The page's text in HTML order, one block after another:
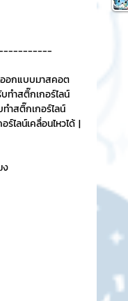
ออกแบบมาสคอต
ทำสติ๊กเกอร์ไลน์
ำสติ๊กเกอร์ไลน์
ไลน์เคลื่อนไหวได้ |
ง